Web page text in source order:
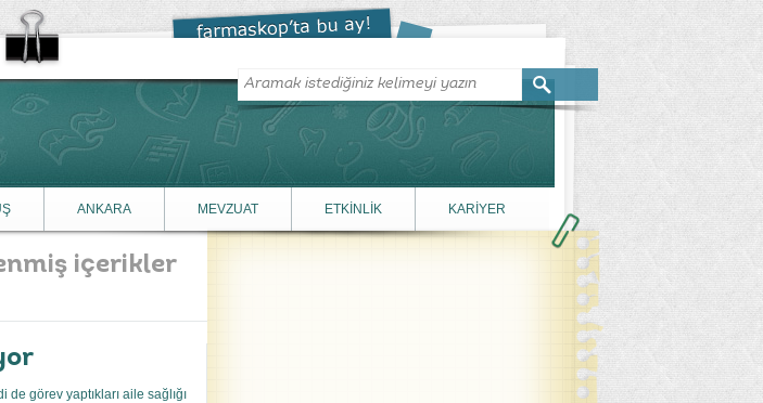
ANKARA MEVZUAT ETKİNLİK KARİYER
içerikler
görev yaptıkları aile sağlığı